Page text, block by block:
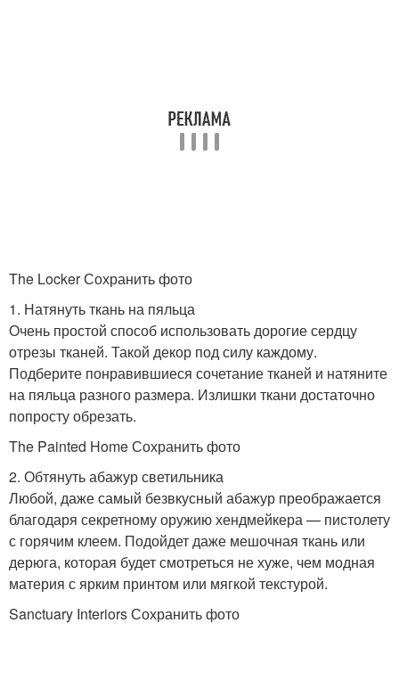
The Locker Сохранить фото
1. Натянуть ткань на пяльца
Очень простой способ использовать дорогие сердцу
отрезы тканей. Такой декор под силу каждому.
Подберите понравившиеся сочетание тканей и натяните
на пяльца разного размера. Излишки ткани достаточно
попросту обрезать.
The Painted Home Сохранить фото
2. Обтянуть абажур светильника
Любой, даже самый безвкусный абажур преображается
благодаря секретному оружию хендмейкера — пистолету
с горячим клеем. Подойдет даже мешочная ткань или
дерюга, которая будет смотреться не хуже, чем модная
материя с ярким принтом или мягкой текстурой.
Sanctuary Interiors Сохранить фото